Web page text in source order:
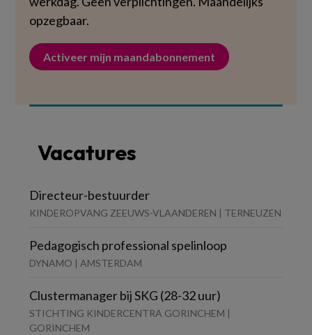
opzegbaar.
Activeer mijn maandabonnement
Vacatures
Directeur-bestuurder
KINDEROPVANG ZEEUWS-VLAANDEREN | TERNEUZEN
Pedagogisch professional spelinloop
DYNAMO | AMSTERDAM
Clustermanager bij SKG (28-32 uur)
STICHTING KINDERCENTRA GORINCHEM |
GORINCHEM